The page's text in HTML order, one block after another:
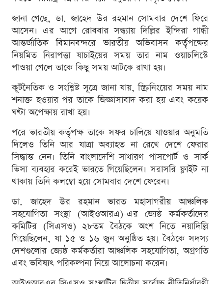
জানা গেছে, ডা. জাহেদ উর রহমান সোমবার দেশে ফিরে
আসেন। এর আগে রোববার সন্ধ্যায় দিল্লির ইন্দিরা গান্ধী
আন্তর্জাতিক বিমানবন্দরে ভারতীয় অভিবাসন কর্তৃপক্ষের
নিয়মিত নিরাপত্তা যাচাইয়ের সময় তার নাম ওয়াচলিস্টে
পাওয়া গেলে তাকে কিছু সময় আটকে রাখা হয়।
কূটনৈতিক ও সংশ্লিষ্ট সূত্রে জানা যায়, স্ক্রিনিংয়ের সময় নাম
শনাক্ত হওয়ার পর তাকে জিজ্ঞাসাবাদ করা হয় এবং কয়েক
ঘণ্টা অপেক্ষায় রাখা হয়।
পরে ভারতীয় কর্তৃপক্ষ তাকে সফর চালিয়ে যাওয়ার অনুমতি
দিলেও তিনি আর যাত্রা অব্যাহত না রেখে দেশে ফেরার
সিদ্ধান্ত নেন। তিনি বাংলাদেশি সাধারণ পাসপোর্ট ও সার্ক
ভিসা ব্যবহার করেই ভারতে গিয়েছিলেন। সরাসরি ফ্লাইট না
থাকায় তিনি কলম্বো হয়ে সোমবার দেশে ফেরেন।
ডা. জাহেদ উর রহমান ভারত মহাসাগরীয় আঞ্চলিক
সহযোগিতা সংস্থা (আইওআরএ)-এর জ্যেষ্ঠ কর্মকর্তাদের
কমিটির (সিএসও) ২৮তম বৈঠকে অংশ নিতে নয়াদিল্লি
গিয়েছিলেন, যা ১৫ ও ১৬ জুন অনুষ্ঠিত হয়। বৈঠকে সদস্য
দেশগুলোর জ্যেষ্ঠ কর্মকর্তারা আঞ্চলিক সহযোগিতা, অগ্রগতি
এবং ভবিষ্যৎ পরিকল্পনা নিয়ে আলোচনা করেন।